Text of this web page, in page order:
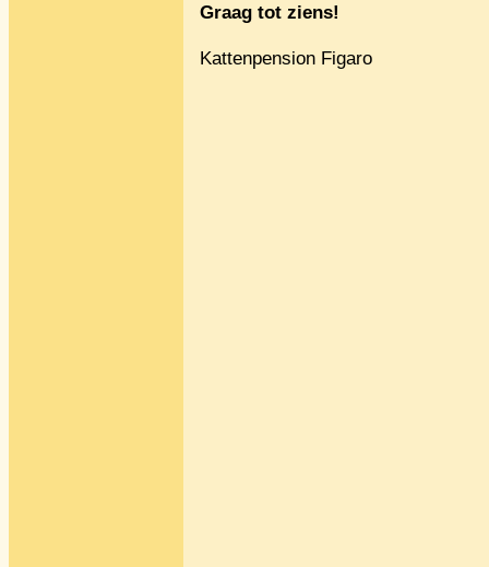
Graag tot ziens!
Kattenpension Figaro